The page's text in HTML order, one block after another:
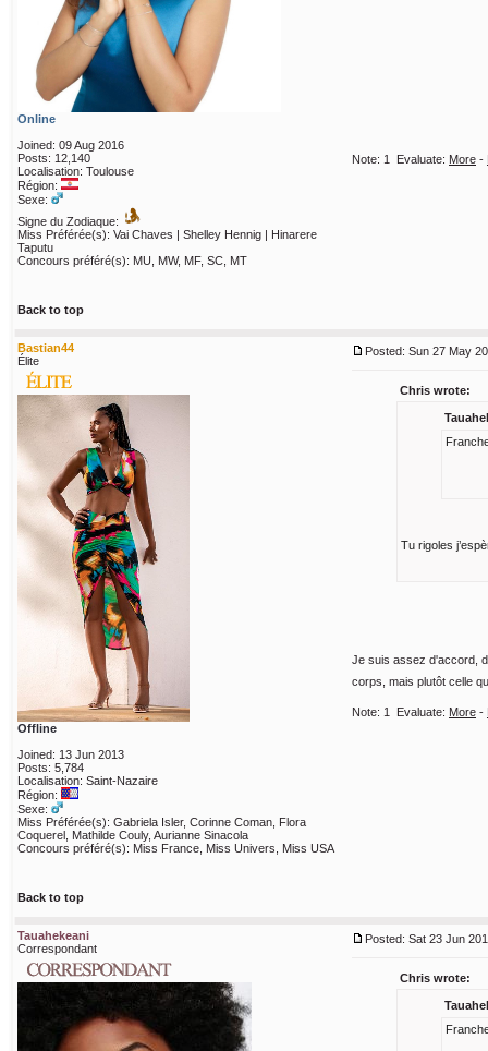
Online
Joined: 09 Aug 2016
Posts: 12,140
Localisation: Toulouse
Région:
Sexe:
Signe du Zodiaque:
Miss Préférée(s): Vai Chaves | Shelley Hennig | Hinarere
Taputu
Concours préféré(s): MU, MW, MF, SC, MT
Note: 1 Evaluate: More -
Back to top
Bastian44
Élite
Offline
Joined: 13 Jun 2013
Posts: 5,784
Localisation: Saint-Nazaire
Région:
Sexe:
Miss Préférée(s): Gabriela Isler, Corinne Coman, Flora
Coquerel, Mathilde Couly, Aurianne Sinacola
Concours préféré(s): Miss France, Miss Univers, Miss USA
Posted: Sun 27 May
Chris wrote:
Tu rigoles
Je suis assez d'accord,
corps, mais plutôt celle
Note: 1 Evaluate: More -
Back to top
Tauahekeani
Correspondant
Posted: Sat 23 Jun
Chris wrote: